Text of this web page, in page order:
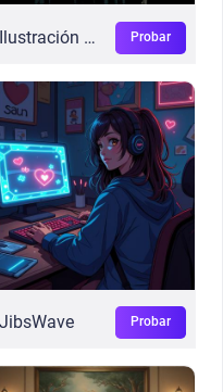
Ilustración Artística Probar
JibsWave Probar